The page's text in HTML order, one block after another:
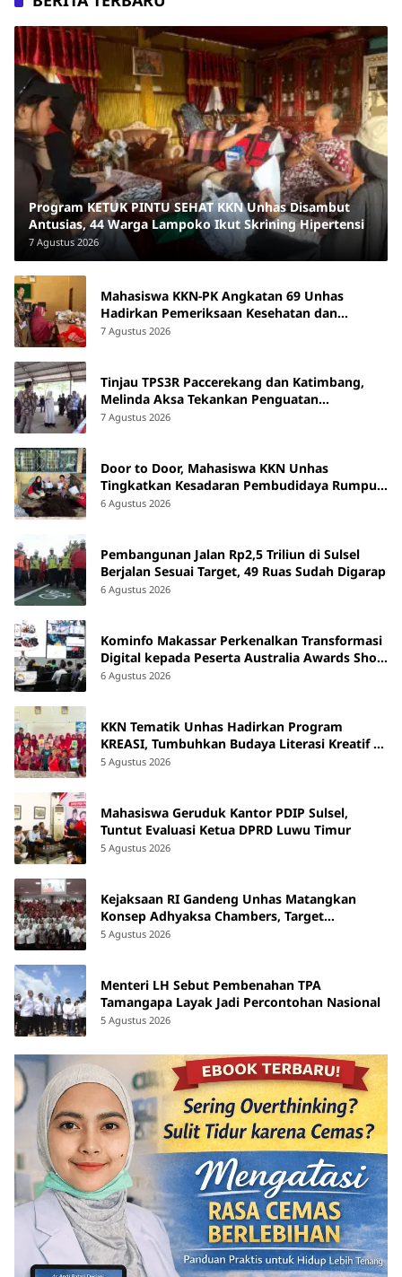
Program KETUK PINTU SEHAT KKN Unhas Disambut
Antusias, 44 Warga Lampoko Ikut Skrining Hipertensi
7 Agustus 2026
Mahasiswa KKN-PK Angkatan 69 Unhas
Hadirkan Pemeriksaan Kesehatan dan
Edukasi bagi Lansia di Barru
7 Agustus 2026
Tinjau TPS3R Paccerekang dan Katimbang,
Melinda Aksa Tekankan Penguatan
Pengelolaan Sampah dari Sumber
7 Agustus 2026
Door to Door, Mahasiswa KKN Unhas
Tingkatkan Kesadaran Pembudidaya Rumput
Laut di Bantaeng
6 Agustus 2026
Pembangunan Jalan Rp2,5 Triliun di Sulsel
Berjalan Sesuai Target, 49 Ruas Sudah Digarap
6 Agustus 2026
Kominfo Makassar Perkenalkan Transformasi
Digital kepada Peserta Australia Awards Short
Course
6 Agustus 2026
KKN Tematik Unhas Hadirkan Program
KREASI, Tumbuhkan Budaya Literasi Kreatif di
SDN 47 Alluka Takalar
5 Agustus 2026
Mahasiswa Geruduk Kantor PDIP Sulsel,
Tuntut Evaluasi Ketua DPRD Luwu Timur
5 Agustus 2026
Kejaksaan RI Gandeng Unhas Matangkan
Konsep Adhyaksa Chambers, Target
Beroperasi 2027
5 Agustus 2026
Menteri LH Sebut Pembenahan TPA
Tamangapa Layak Jadi Percontohan Nasional
5 Agustus 2026